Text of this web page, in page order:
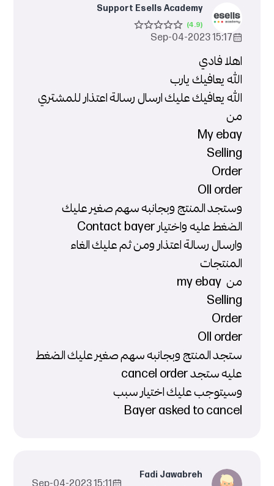
Support Esells Academy
15:17 2023-Sep-04
اهلا فادي
الله يعافيك يارب
الله يعافيك عليك ارسال رسالة اعتذار للمشتري
من
My ebay
Selling
Order
Oll order
وستجد المنتج وبجانبه سهم صغير عليك
الضغط عليه واختيار Contact bayer
وارسال رسالة اعتذار ومن ثم عليك الغاء
المنتجات
من my ebay
Selling
Order
Oll order
ستجد المنتج وبجانبه سهم صغير عليك الضغط
عليه ستجد cancel order
وسيتوجب عليك اختيار سبب
Bayer asked to cancel
Fadi Jawabreh